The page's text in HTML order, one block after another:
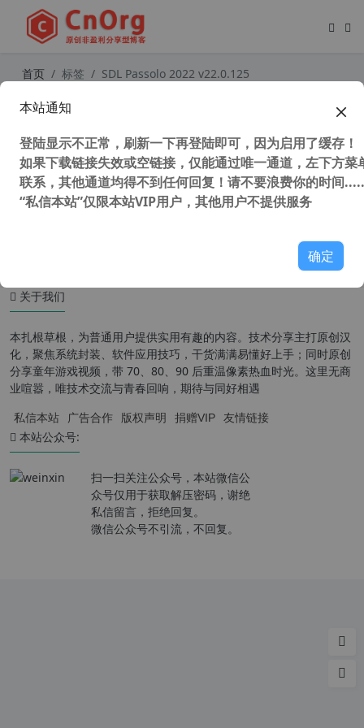
首页 标签 SDL Passolo 2022 v22.0.125
软件本地化工具 软件自动翻译工具
关于我们
本扎根草根，为普通用户提供实用有趣的内容。技术分享主打原创汉
化，聚焦系统封装、软件应用技巧，干货满满易懂好上手；同时原创
分享童年游戏视频，带 70、80、90 后重温像素热血时光。这里无商
业喧嚣，唯技术交流与青春回响，期待与同好相遇
私信本站 广告合作 版权声明 捐赠VIP 友情链接
本站公众号:
扫一扫关注公众号，本站微信公
众号仅用于获取解压密码，谢绝
私信留言，拒绝回复。
微信公众号不引流，不回复。
本站通知
登陆显示不正常，刷新一下再登陆即可，因为启用了缓存！
如果下载链接失效或空链接，仅能通过唯一通道，左下方菜
联系，其他通道均得不到任何回复！请不要浪费你的时间
“私信本站”仅限本站VIP用户，其他用户不提供服务
确定